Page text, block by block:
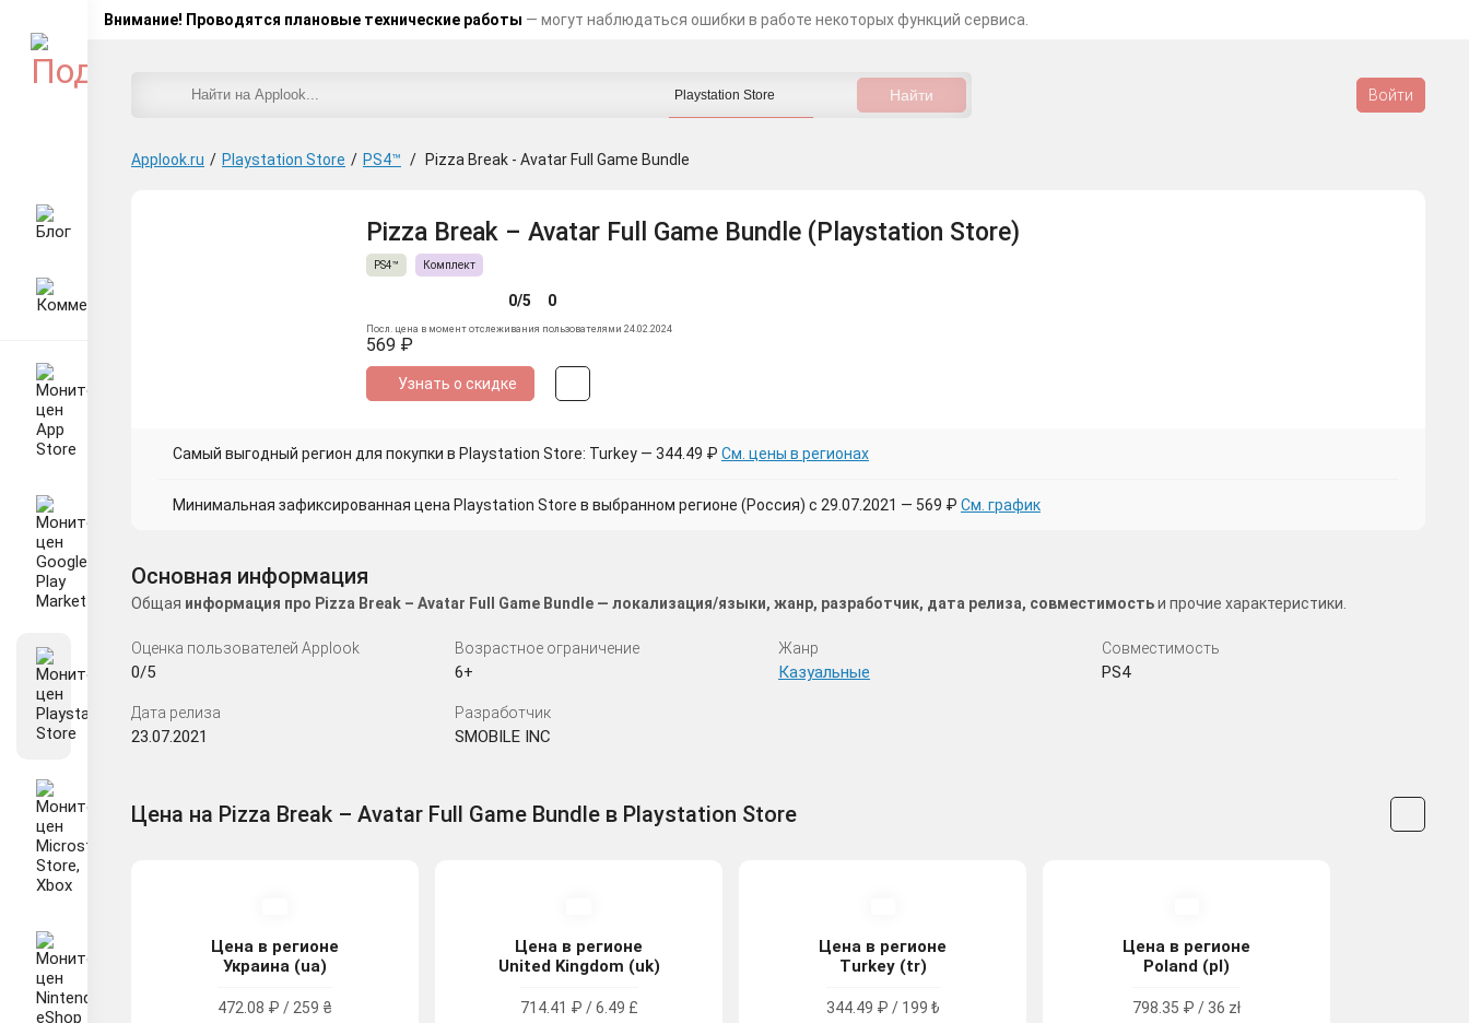
Внимание! Проводятся плановые технические работы — могут наблюдаться ошибки в работе некоторых функций сервиса.
Войти
Applook.ru / Playstation Store / PS4™ / Pizza Break - Avatar Full Game Bundle
Pizza Break – Avatar Full Game Bundle (Playstation Store)
PS4™ Комплект
0/5 0
Посл. цена в момент отслеживания пользователями 24.02.2024
569 ₽
Узнать о скидке
Самый выгодный регион для покупки в Playstation Store: Turkey — 344.49 ₽ См. цены в регионах
Минимальная зафиксированная цена Playstation Store в выбранном регионе (Россия) с 29.07.2021 — 569 ₽ См. график
Основная информация
Общая информация про Pizza Break – Avatar Full Game Bundle — локализация/языки, жанр, разработчик, дата релиза, совместимостьи прочие характеристики.
Оценка пользователей Applook
0/5
Возрастное ограничение
6+
Жанр
Казуальные
Совместимость
PS4
Дата релиза
23.07.2021
Разработчик
SMOBILE INC
Цена на Pizza Break – Avatar Full Game Bundle в Playstation Store
Цена в регионе
Украина (ua)
472.08 ₽ / 259 ₴
Цена в регионе
United Kingdom (uk)
714.41 ₽ / 6.49 £
Цена в регионе
Turkey (tr)
344.49 ₽ / 199 ₺
Цена в регионе
Poland (pl)
798.35 ₽ / 36 zł